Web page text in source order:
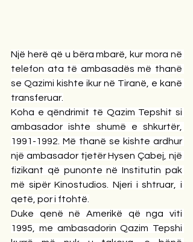
Një herë që u bëra mbarë, kur mora në
telefon ata të ambasadës më thanë
se Qazimi kishte ikur në Tiranë, e kanë
transferuar.
Koha e qëndrimit të Qazim Tepshit si
ambasador ishte shumë e shkurtër,
1991-1992. Më thanë se kishte ardhur
një ambasador tjetër Hysen Çabej, një
fizikant që punonte në Institutin pak
më sipër Kinostudios. Njeri i shtruar, i
qetë, por i ftohtë.
Duke qenë në Amerikë që nga viti
1995, me ambasadorin Qazim Tepshi